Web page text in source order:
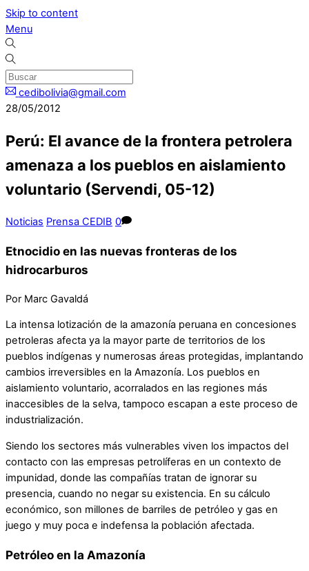
Skip to content
Menu
cedibolivia@gmail.com
28/05/2012
Perú: El avance de la frontera petrolera
amenaza a los pueblos en aislamiento
voluntario (Servendi, 05-12)
Noticias Prensa CEDIB 0
Etnocidio en las nuevas fronteras de los
hidrocarburos
Por Marc Gavaldá
La intensa lotización de la amazonía peruana en concesiones
petroleras afecta ya la mayor parte de territorios de los
pueblos indígenas y numerosas áreas protegidas, implantando
cambios irreversibles en la Amazonía. Los pueblos en
aislamiento voluntario, acorralados en las regiones más
inaccesibles de la selva, tampoco escapan a este proceso de
industrialización.
Siendo los sectores más vulnerables viven los impactos del
contacto con las empresas petrolíferas en un contexto de
impunidad, donde las compañías tratan de ignorar su
presencia, cuando no negar su existencia. En su cálculo
económico, son millones de barriles de petróleo y gas en
juego y muy poca e indefensa la población afectada.
Petróleo en la Amazonía